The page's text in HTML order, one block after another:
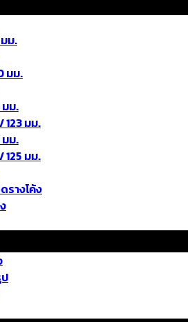
ม.
มม.
มม.
123 มม.
มม.
125 มม.
รางโค้ง